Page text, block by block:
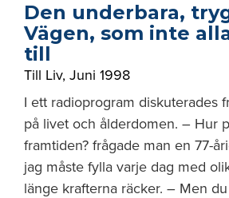
Den underbara,
Vägen, som inte
till
Till Liv, Juni 1998
I ett radioprogram diskuterades
på livet och ålderdomen. – Hur
framtiden? frågade man en 77-
jag måste fylla varje dag med
länge krafterna räcker. – Men